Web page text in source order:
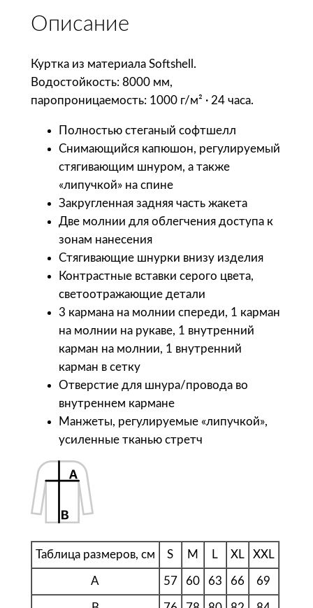
с
в
о
т
к
а
я
o
c
Описание
Куртка из материала Softshell.
Водостойкость: 8000 мм,
паропроницаемость: 1000 г/м² · 24 часа.
Полностью стеганый софтшелл
Снимающийся капюшон, регулируемый
стягивающим шнуром, а также
«липучкой» на спине
Закругленная задняя часть жакета
Две молнии для облегчения доступа к
зонам нанесения
Стягивающие шнурки внизу изделия
Контрастные вставки серого цвета,
светоотражающие детали
3 кармана на молнии спереди, 1 карман
на молнии на рукаве, 1 внутренний
карман на молнии, 1 внутренний
карман в сетку
Отверстие для шнура/провода во
внутреннем кармане
Манжеты, регулируемые «липучкой»,
усиленные тканью стретч
Таблица размеров, см S M L XL XXL
A 57 60 63 66 69